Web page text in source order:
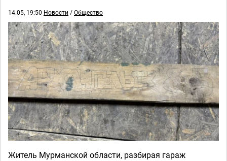
14.05, 19:50 Новости /Общество
Житель Мурманской области, разбирая гараж